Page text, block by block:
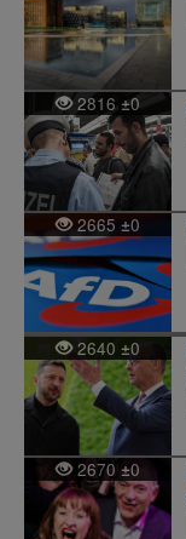
2816 ±0
2665±0
2640 ±0
2670±0